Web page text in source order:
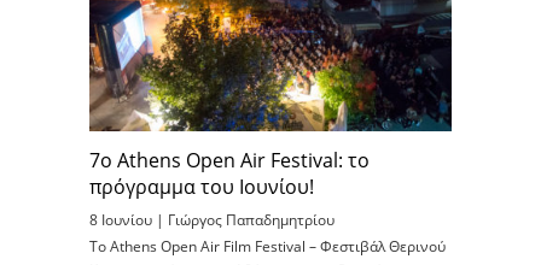
7ο Athens Open Air Festival: το
πρόγραμμα του Ιουνίου!
8 Ιουνίου | Γιώργος Παπαδημητρίου
Το Athens Open Air Film Festival – Φεστιβάλ Θερινού